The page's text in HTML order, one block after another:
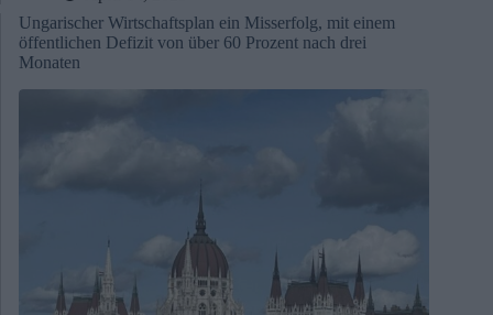
Ungarischer Wirtschaftsplan ein Misserfolg, mit einem
öffentlichen Defizit von über 60 Prozent nach drei
Monaten